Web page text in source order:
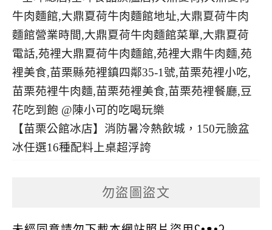
【苗栗公館冰店】消防暑冷熱飲城，150元臉盆
冰任選16種配料上桌超浮誇
勿盜圖盜文